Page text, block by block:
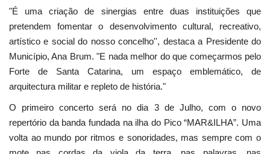
"É uma criação de sinergias entre duas instituições que
pretendem fomentar o desenvolvimento cultural, recreativo,
artístico e social do nosso concelho'', destaca a Presidente do
Município, Ana Brum. "E nada melhor do que começarmos pelo
Forte de Santa Catarina, um espaço emblemático, de
arquitectura militar e repleto de história."
O primeiro concerto será no dia 3 de Julho, com o novo
repertório da banda fundada na ilha do Pico “MAR&ILHA”. Uma
volta ao mundo por ritmos e sonoridades, mas sempre com o